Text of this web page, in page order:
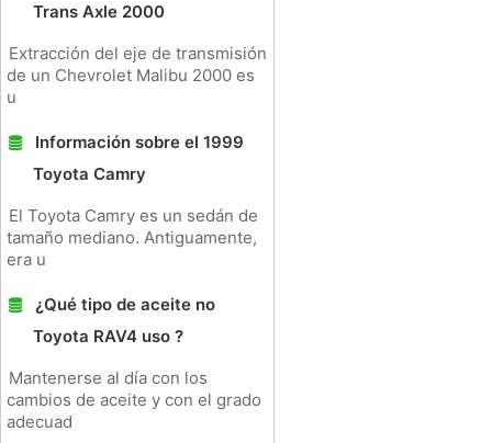
Trans Axle 2000
Extracción del eje de transmisión
de un Chevrolet Malibu 2000 es
u
Información sobre el 1999
Toyota Camry
El Toyota Camry es un sedán de
tamaño mediano. Antiguamente,
era u
¿Qué tipo de aceite no
Toyota RAV4 uso ?
Mantenerse al día con los
cambios de aceite y con el grado
adecuad